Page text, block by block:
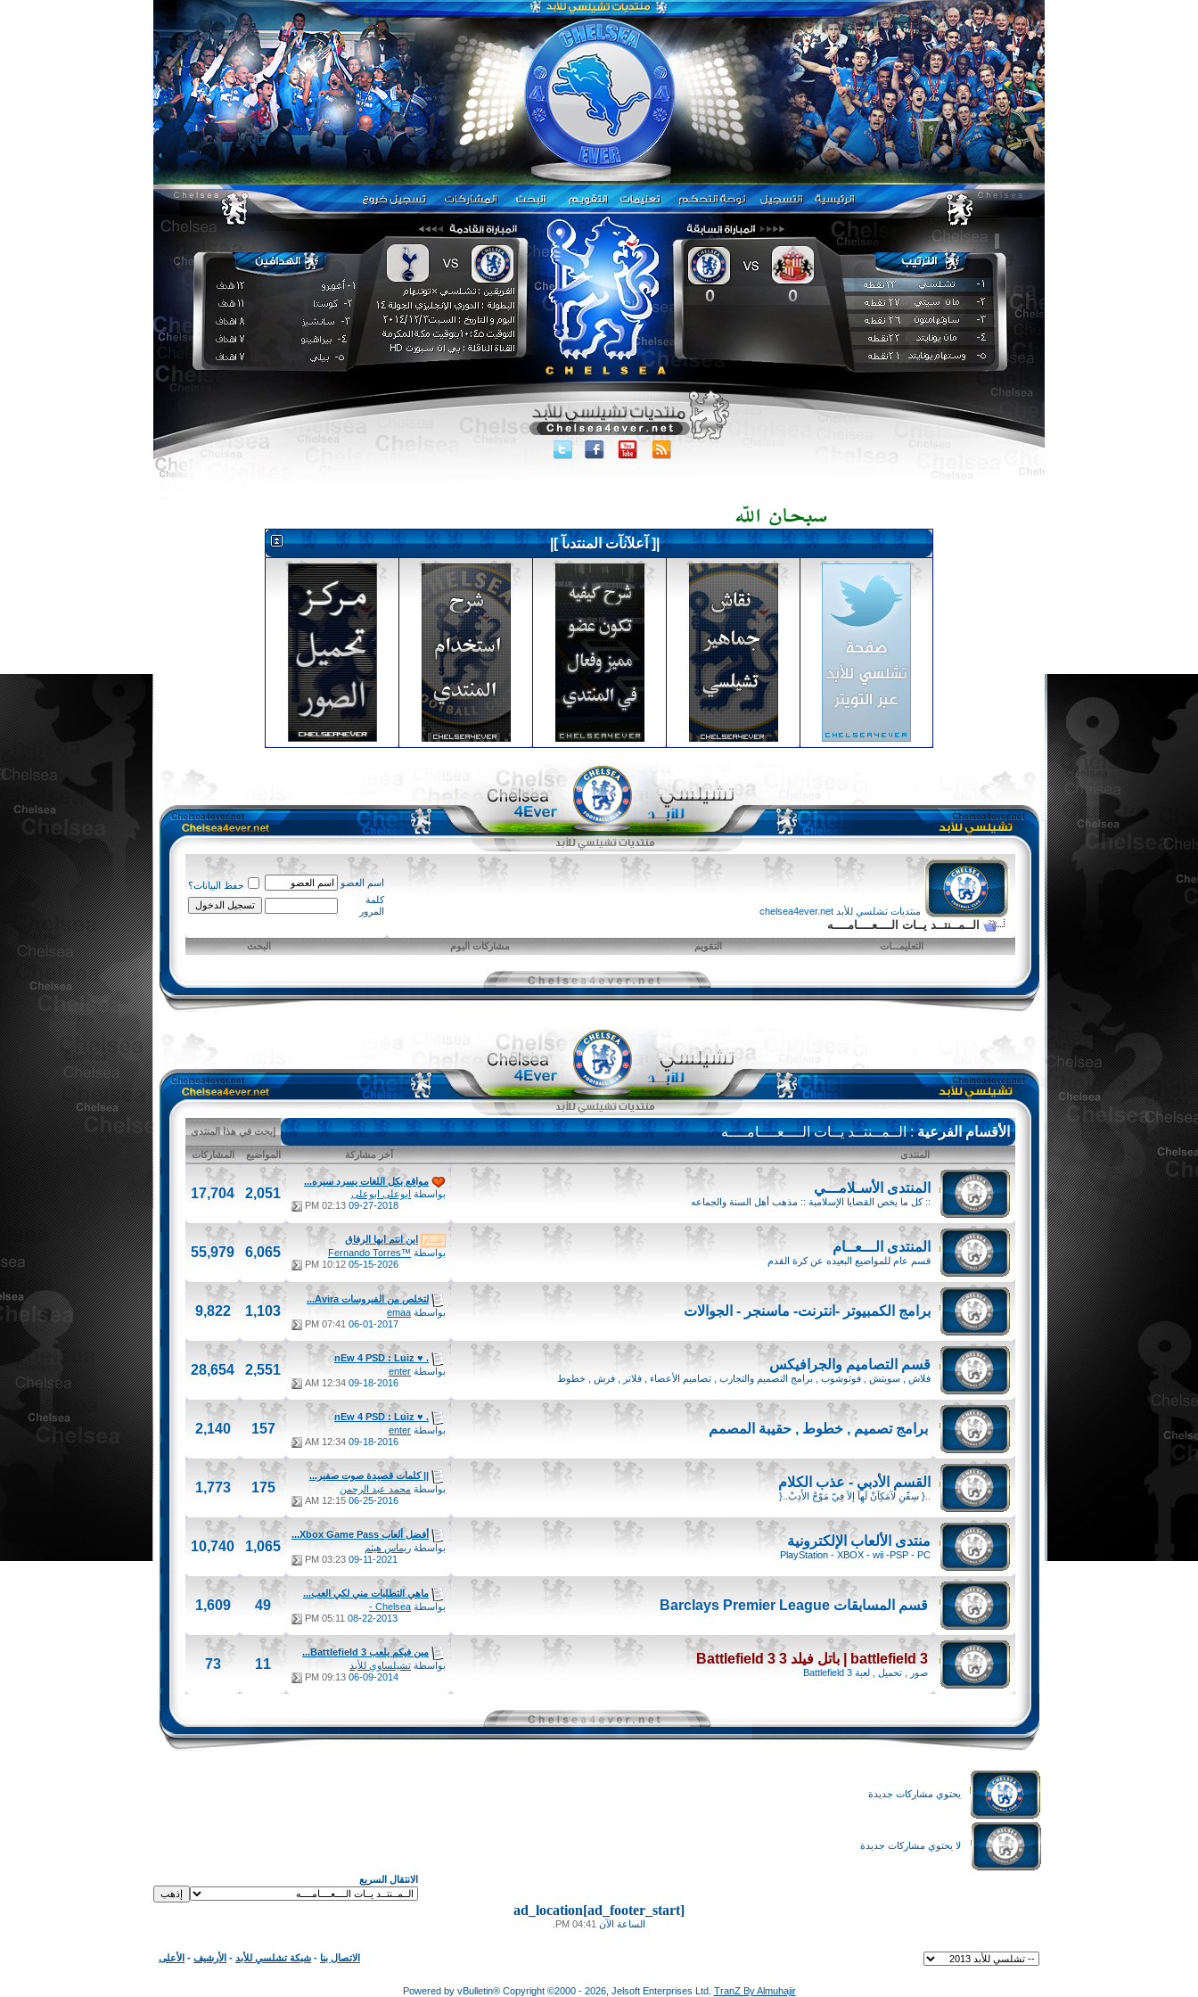
|[ آعلآنآت المنتدىآ ]|
منتديات تشلسي للأبد chelsea4ever.net
الــمــنتــد يــات الــــعــــامــــه
اسم العضو
حفظ البيانات؟
كلمة
المرور
التعليمـــات التقويم مشاركات اليوم البحث
الأقسام الفرعية: الــمــنتــد يــات الــــعــــامــــه إبحث في هذا المنتدى
المنتدى آخر مشاركة المواضيع المشاركات
المنتدى الأسـلامـــي
:: كل ما يخص القضايا الإسلامية :: مذهب أهل السنة والجماعه
مواقع بكل اللغات يسرد سيره...
بواسطة ابوعلى ابوعلى
09-27-2018
02:13 PM
2,051
17,704
المنتدى الـــعــام
قسم عام للمواضيع البعيده عن كرة القدم
اين انتم ايها الرفاق
بواسطة ™Fernando Torres
05-15-2026
10:12 PM
6,065
55,979
برامج الكمبيوتر -انترنت- ماسنجر - الجوالات
لتخلص من الفيروسات Avira...
بواسطة emaa
06-01-2017
07:41 PM
1,103
9,822
قسم التصاميم والجرافيكس
فلاش , سويتش , فوتوشوب , برامج التصميم والتجارب , تصاميم الأعضاء , فلاتر , فرش , خطوط
. ♥ nEw 4 PSD : Luiz
بواسطة enter
09-18-2016
12:34 AM
2,551
28,654
برامج تصميم , خطوط , حقيبة المصمم
. ♥ nEw 4 PSD : Luiz
بواسطة enter
09-18-2016
12:34 AM
157
2,140
القسم الأدبي - عذب الكلام
..{ سِفّنِ لآمَكِآنْ لَهِآ إلآ فِيّ مَوّجْ الأَدِبْ..{
|| كلمات قصيدة صوت صفير...
بواسطة محمد عبد الرحمن
06-25-2016
12:15 AM
175
1,773
منتدى الألعاب الإلكترونية
PlayStation - XBOX - wii -PSP - PC
أفضل ألعاب Xbox Game Pass...
بواسطة ريماس هيثم
09-11-2021
03:23 PM
1,065
10,740
قسم المسابقات Barclays Premier League
ماهي التطلبات مني لكي العب...
بواسطة Chelsea -
08-22-2013
05:11 PM
49
1,609
battlefield 3 | باتل فيلد 3 Battlefield 3
صور , تحميل , لعبة Battlefield 3
مين فيكم يلعب Battlefield 3...
بواسطة تشيلساوي للأبد
06-09-2014
09:13 PM
11
73
يحتوي مشاركات جديدة
لا يحتوي مشاركات جديدة
الانتقال السريع
ad_location[ad_footer_start]
الساعة الآن 04:41 PM
الاتصال بنا - شبكة تشلسي للأبد - الأرشيف - الأعلى
Powered by vBulletin® Copyright ©2000 - 2026, Jelsoft Enterprises Ltd. TranZ By Almuhajir